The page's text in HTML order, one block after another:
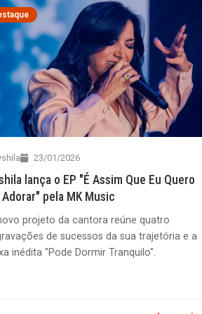
23/01/2026
lança o EP "É Assim Que Eu Quero
Adorar" pela MK Music
projeto da cantora reúne quatro
de sucessos da sua trajetória e a
inédita "Pode Dormir Tranquilo".